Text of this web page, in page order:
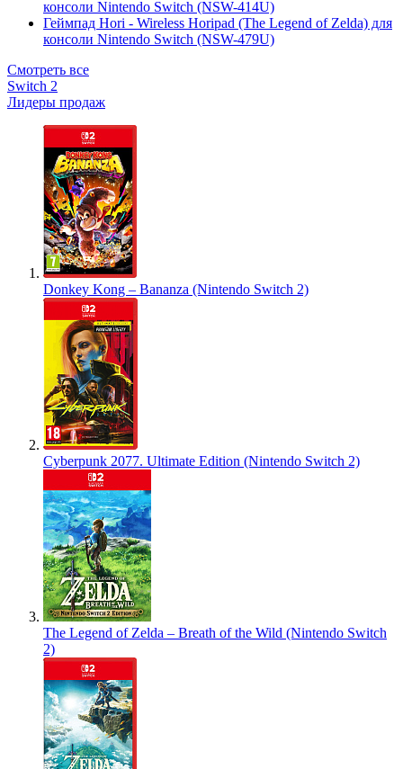
консоли Nintendo Switch (NSW-414U)
Геймпад Hori - Wireless Horipad (The Legend of Zelda) для
консоли Nintendo Switch (NSW-479U)
Смотреть все
Switch 2
Лидеры продаж
Donkey Kong – Bananza (Nintendo Switch 2)
Cyberpunk 2077. Ultimate Edition (Nintendo Switch 2)
The Legend of Zelda – Breath of the Wild (Nintendo Switch
2)